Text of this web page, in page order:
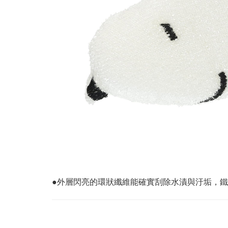
●外層閃亮的環狀纖維能確實刮除水漬與汙垢，